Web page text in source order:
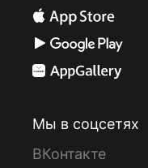
Мы в соцсетях
ВКонтакте